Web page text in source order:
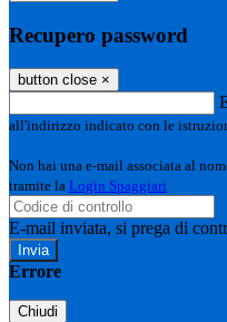
Recupero password
button close ×
all'indirizzo indicato con le
Non hai una e-mail associata al
tramite la Login Spaggiari
E-mail inviata, si prega di
Errore
Chiudi